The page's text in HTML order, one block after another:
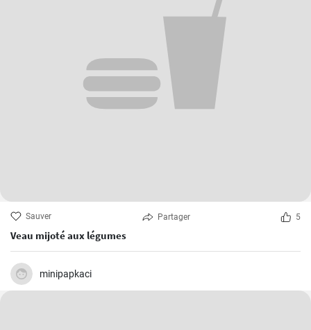
Sauver Partager 5
Veau mijoté aux légumes
minipapkaci